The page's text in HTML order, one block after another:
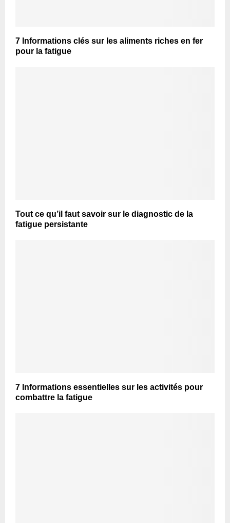
7 Informations clés sur les aliments riches en fer
pour la fatigue
Tout ce qu’il faut savoir sur le diagnostic de la
fatigue persistante
7 Informations essentielles sur les activités pour
combattre la fatigue